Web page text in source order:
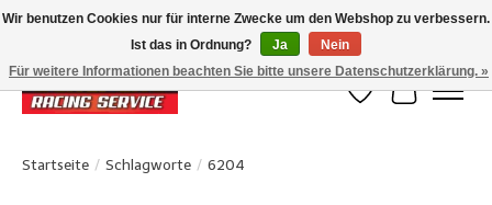
Klanten beoordelen ons met een 4,8/5 op Google reviews
Wunschzettel
Ihr
Startseite / Schlagworte / 6204
Wir benutzen Cookies nur für interne Zwecke um den Webshop zu verbessern.
Ist das in Ordnung?
Ja
Nein
Für weitere Informationen beachten Sie bitte unsere Datenschutzerklärung. »